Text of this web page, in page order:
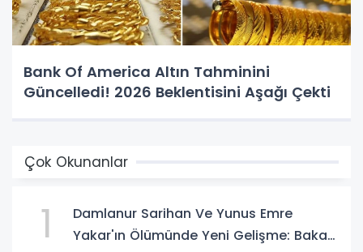
Bank Of America Altın Tahminini
Güncelledi! 2026 Beklentisini Aşağı Çekti
Çok Okunanlar
1
Damlanur Sarihan Ve Yunus Emre
Yakar'ın Ölümünde Yeni Gelişme: Bakan